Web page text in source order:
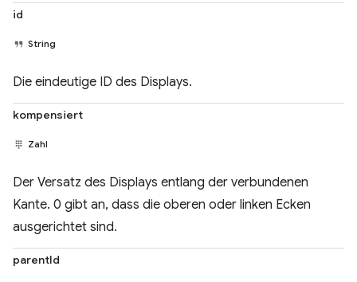
id
String
Die eindeutige ID des Displays.
kompensiert
Zahl
Der Versatz des Displays entlang der verbundenen
Kante. 0 gibt an, dass die oberen oder linken Ecken
ausgerichtet sind.
parentId